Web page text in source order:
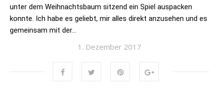
unter dem Weihnachtsbaum sitzend ein Spiel auspacken
konnte. Ich habe es geliebt, mir alles direkt anzusehen und es
gemeinsam mit der…
1. Dezember 2017